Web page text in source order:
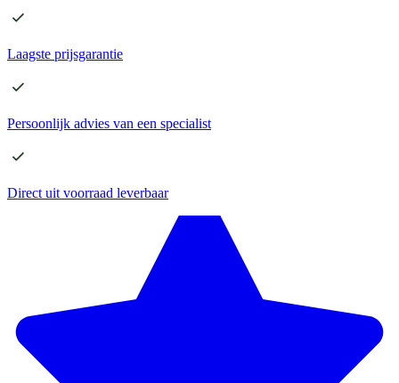
Laagste prijsgarantie
Persoonlijk advies van een specialist
Direct uit voorraad leverbaar